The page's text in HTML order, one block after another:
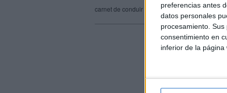
preferencias antes
datos personales
procesamiento.
consentimiento en
inferior de la página
carnet de conduir falsificació